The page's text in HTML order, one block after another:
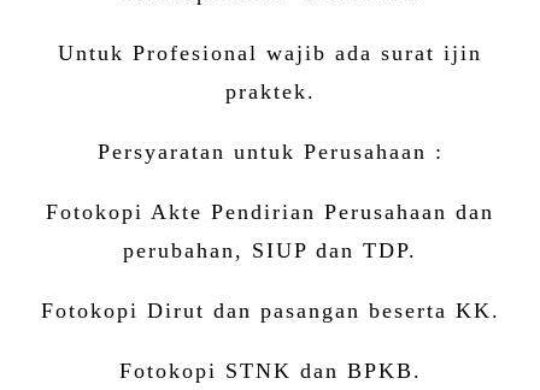
Untuk Profesional wajib ada surat ijin
praktek.
Persyaratan untuk Perusahaan :
Fotokopi Akte Pendirian Perusahaan dan
perubahan, SIUP dan TDP.
Fotokopi Dirut dan pasangan beserta KK.
Fotokopi STNK dan BPKB.